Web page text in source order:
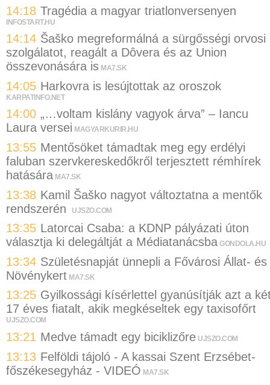
14:18 Tragédia a magyar triatlonversenyen
INFOSTART.HU
14:14 Šaško megreformálná a sürgősségi orvosi
szolgálatot, reagált a Dôvera és az Union
összevonására is MA7.SK
14:05 Harkovra is lesújtottak az oroszok
KARPATINFO.NET
14:00 „…voltam kislány vagyok árva” – Iancu
Laura versei MAGYARKURIR.HU
13:55 Mentősöket támadtak meg egy erdélyi
faluban szervkereskedőkről terjesztett rémhírek
hatására MA7.SK
13:38 Kamil Šaško nagyot változtatna a mentők
rendszerén
UJSZO.COM
13:35 Latorcai Csaba: a KDNP pályázati úton
választja ki delegáltját a Médiatanácsba GONDOLA.HU
13:34 Születésnapját ünnepli a Fővárosi Állat- és
Növénykert MA7.SK
13:25 Gyilkossági kísérlettel gyanúsítják azt a
17 éves fiatalt, akik megkéseltek egy taxisofőrt
UJSZO.COM
13:21 Medve támadt egy biciklizőre UJSZO.COM
13:13 Felföldi tájoló - A kassai Szent Erzsébet-
főszékesegyház - VIDEÓ MA7.SK